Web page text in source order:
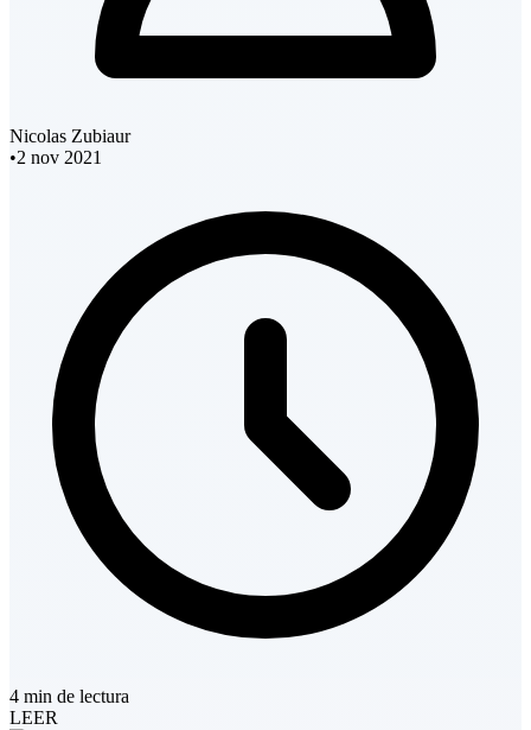
Nicolas Zubiaur
•2 nov 2021
4 min de lectura
LEER